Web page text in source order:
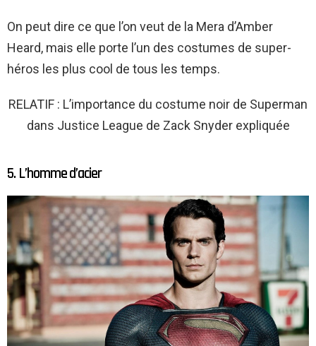
On peut dire ce que l’on veut de la Mera d’Amber
Heard, mais elle porte l’un des costumes de super-
héros les plus cool de tous les temps.
RELATIF : L’importance du costume noir de Superman
dans Justice League de Zack Snyder expliquée
5. L’homme d’acier